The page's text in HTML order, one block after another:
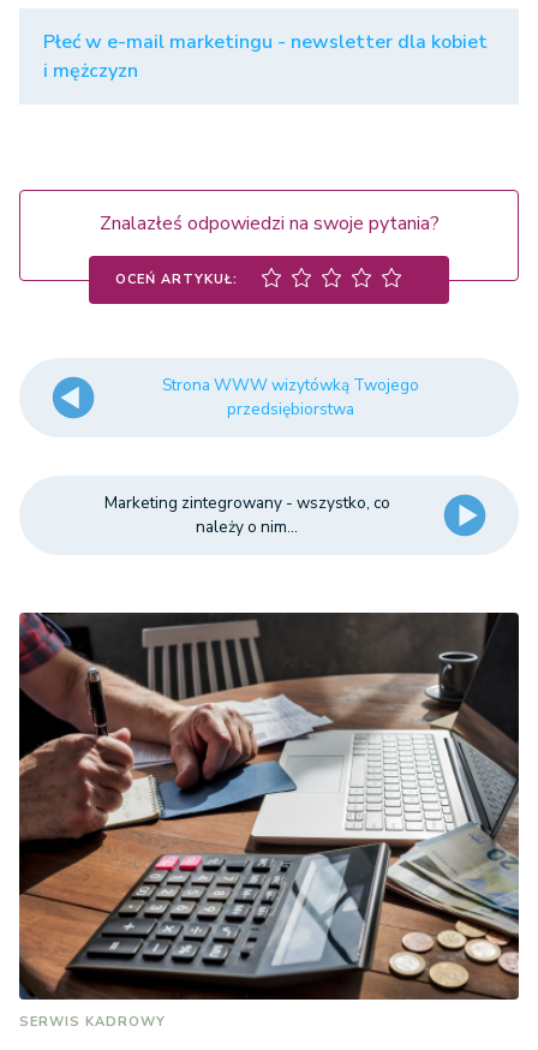
Płeć w e-mail marketingu - newsletter dla kobiet
i mężczyzn
Znalazłeś odpowiedzi na swoje pytania?
OCEŃ ARTYKUŁ:
Strona WWW wizytówką Twojego
przedsiębiorstwa
Marketing zintegrowany - wszystko, co
należy o nim...
SERWIS KADROWY